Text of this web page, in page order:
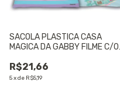
SACOLA PLASTICA CASA
MAGICA DA GABBY FILME C/
R$21,66
5xde R$5,19